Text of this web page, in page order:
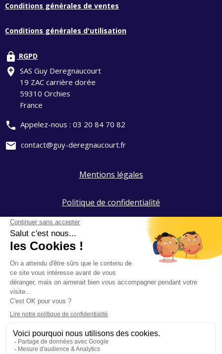
Conditions générales de ventes
Conditions générales d'utilisation
lock RGPD
add_location SAS Guy Deregnaucourt
19 ZAC carrière dorée
59310 Orchies
France
phone Appelez-nous : 03 20 84 70 82
mail contact@guy-deregnaucourt.fr
Mentions légales
Politique de confidentialité